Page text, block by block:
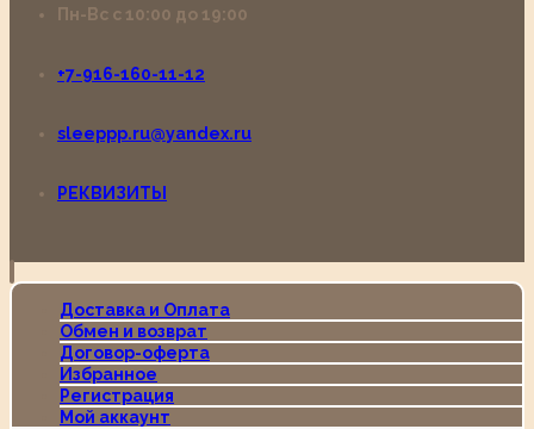
Пн-Вс с 10:00 до 19:00
+7-916-160-11-12
sleeppp.ru@yandex.ru
РЕКВИЗИТЫ
Доставка и Оплата
Обмен и возврат
Договор-оферта
Избранное
Регистрация
Мой аккаунт